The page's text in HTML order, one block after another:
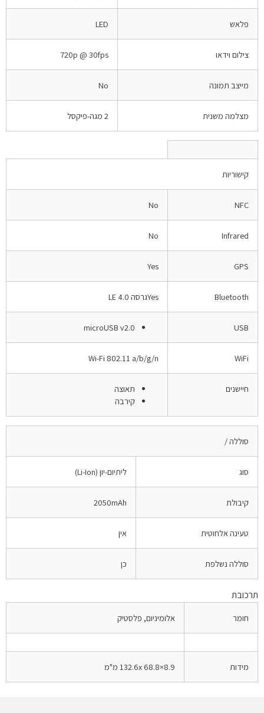
פלאש LED
צילום וידאו 720p @ 30fps
מייצב תמונה No
מצלמה משנית 2 מגה-פיקסל
קישוריות
NFC
No
Infrared
No
GPS
Yes
Bluetooth Yesגרסה 4.0 LE
USB
microUSB v2.0
WiFi
Wi-Fi 802.11 a/b/g/n
חיישנים
תאוצה
קירבה
סוללה /
סוג ליתיום-יון (Li-Ion)
קיבולת 2050mAh
טעינה אלחוטית אין
סוללה נשלפת כן
תרכובת
חומר אלומיניום, פלסטיק
מידות 132.6x 68.8×8.9 מ"מ